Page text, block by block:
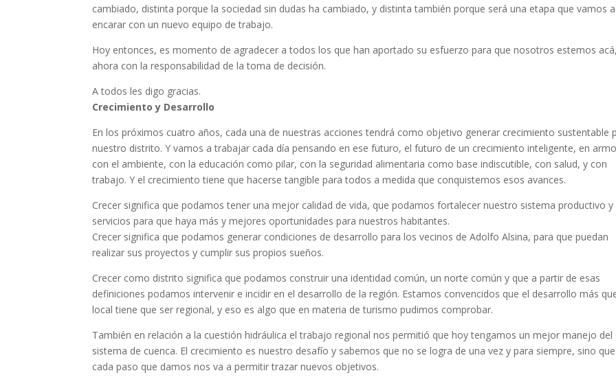
cambiado, distinta porque la sociedad sin dudas ha cambiado, y distinta también porque será una etapa que vamos a
encarar con un nuevo equipo de trabajo.
Hoy entonces, es momento de agradecer a todos los que han aportado su esfuerzo para que nosotros estemos acá,
ahora con la responsabilidad de la toma de decisión.
A todos les digo gracias.
Crecimiento y Desarrollo
En los próximos cuatro años, cada una de nuestras acciones tendrá como objetivo generar crecimiento sustentable
nuestro distrito. Y vamos a trabajar cada día pensando en ese futuro, el futuro de un crecimiento inteligente, en
con el ambiente, con la educación como pilar, con la seguridad alimentaria como base indiscutible, con salud, y con
trabajo. Y el crecimiento tiene que hacerse tangible para todos a medida que conquistemos esos avances.
Crecer significa que podamos tener una mejor calidad de vida, que podamos fortalecer nuestro sistema productivo y
servicios para que haya más y mejores oportunidades para nuestros habitantes.
Crecer significa que podamos generar condiciones de desarrollo para los vecinos de Adolfo Alsina, para que puedan
realizar sus proyectos y cumplir sus propios sueños.
Crecer como distrito significa que podamos construir una identidad común, un norte común y que a partir de esas
definiciones podamos intervenir e incidir en el desarrollo de la región. Estamos convencidos que el desarrollo más
local tiene que ser regional, y eso es algo que en materia de turismo pudimos comprobar.
También en relación a la cuestión hidráulica el trabajo regional nos permitió que hoy tengamos un mejor manejo del
sistema de cuenca. El crecimiento es nuestro desafío y sabemos que no se logra de una vez y para siempre, sino que
cada paso que damos nos va a permitir trazar nuevos objetivos.